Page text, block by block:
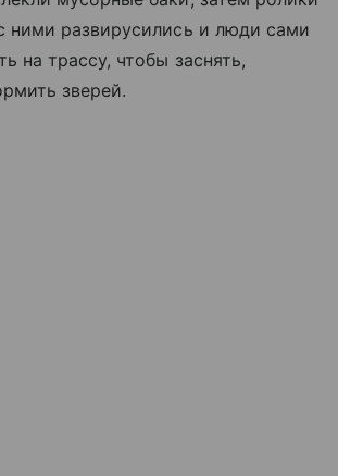
ними развирусились и люди сами
на трассу, чтобы заснять,
зверей.